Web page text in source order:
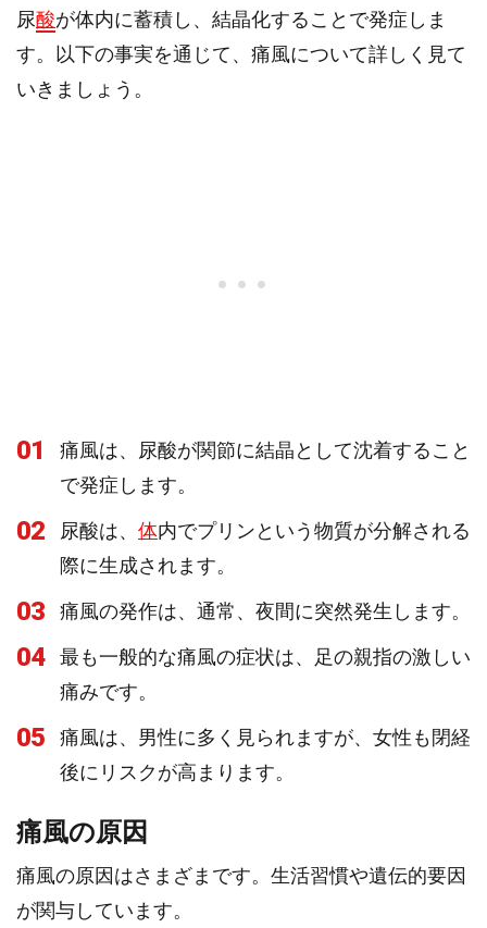
尿酸が体内に蓄積し、結晶化することで発症しま
す。以下の事実を通じて、痛風について詳しく見て
いきましょう。
01
痛風は、尿酸が関節に結晶として沈着すること
で発症します。
02 尿酸は、 体内でプリンという物質が分解される
際に生成されます。
03 痛風の発作は、通常、夜間に突然発生します。
04
最も一般的な痛風の症状は、足の親指の激しい
痛みです。
05
痛風は、男性に多く見られますが、女性も閉経
後にリスクが高まります。
痛風の原因
痛風の原因はさまざまです。生活習慣や遺伝的要因
が関与しています。